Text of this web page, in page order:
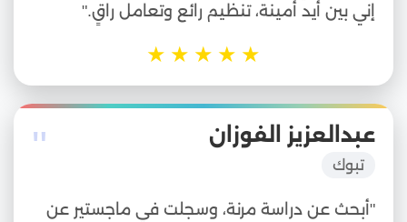
إني بين أيد أمينة، تنظيم رائع وتعامل راقٍ."
★
★
★
★
★
" عبدالعزيز الفوزان
تبوك
"أبحث عن دراسة مرنة، وسجلت في ماجستير عن